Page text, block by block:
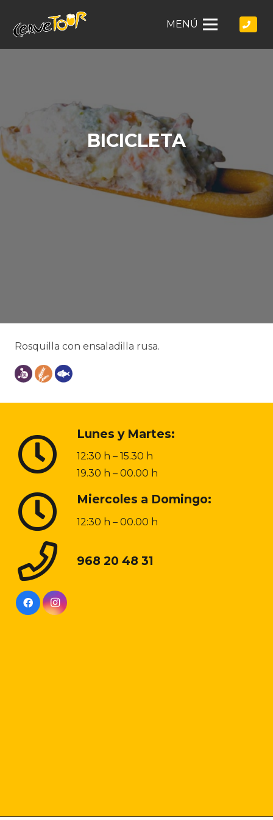
MENÚ
BICICLETA
Rosquilla con ensaladilla rusa.
Lunes y Martes:
12:30 h – 15.30 h
19.30 h – 00.00 h
Miercoles a Domingo:
12:30 h – 00.00 h
968 20 48 31